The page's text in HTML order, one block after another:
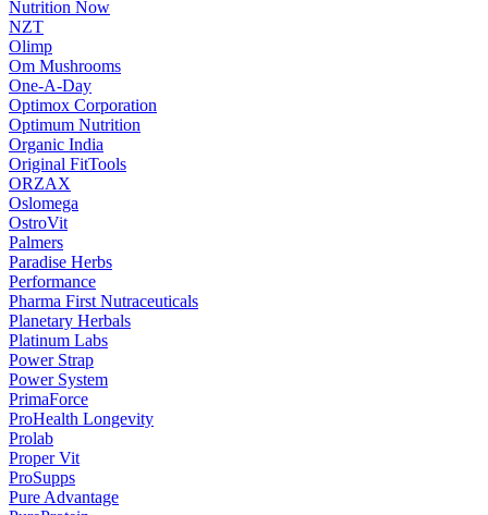
Nutrition Now
NZT
Olimp
Om Mushrooms
One-A-Day
Optimox Corporation
Optimum Nutrition
Organic India
Original FitTools
ORZAX
Oslomega
OstroVit
Palmers
Paradise Herbs
Performance
Pharma First Nutraceuticals
Planetary Herbals
Platinum Labs
Power Strap
Power System
PrimaForce
ProHealth Longevity
Prolab
Proper Vit
ProSupps
Pure Advantage